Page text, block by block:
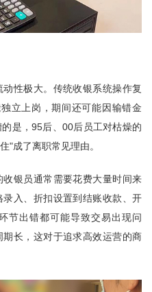
性极大。传统收银系统操作复
立上岗，期间还可能因输错金
是，95后、00后员工对枯燥的
"成了离职常见理由。
银员通常需要花费大量时间来
入、折扣设置到结账收款、开
节出错都可能导致交易出现问
长，这对于追求高效运营的商